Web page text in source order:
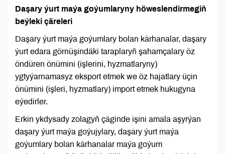
Daşary ýurt maýa goýumlaryny höweslendirmegiň
beýleki çäreleri
Daşary ýurt maýa goýumlary bolan kärhanalar, daşary
ýurt edara görnüşindäki taraplaryň şahamçalary öz
öndüren önümini (işlerini, hyzmatlaryny)
ygtyýarnamasyz eksport etmek we öz hajatlary üçin
önümini (işleri, hyzmatlary) import etmek hukugyna
eýedirler.
Erkin ykdysady zolagyň çäginde işini amala aşyrýan
daşary ýurt maýa goýujylary, daşary ýurt maýa
goýumlary bolan kärhanalar maýa goýum